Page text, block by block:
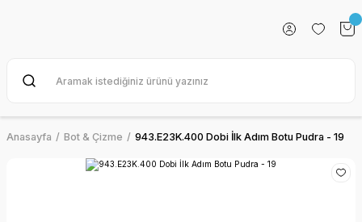
Anasayfa Bot & Çizme 943.E23K.400 Dobi İlk Adım Botu Pudra - 19